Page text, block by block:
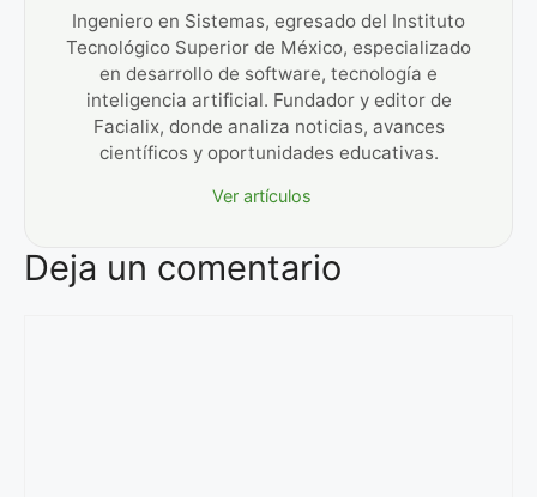
Ingeniero en Sistemas, egresado del Instituto
Tecnológico Superior de México, especializado
en desarrollo de software, tecnología e
inteligencia artificial. Fundador y editor de
Facialix, donde analiza noticias, avances
científicos y oportunidades educativas.
Ver artículos
Deja un comentario